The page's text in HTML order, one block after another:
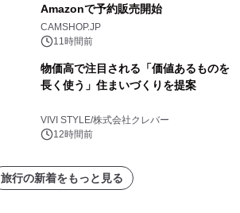
Amazonで予約販売開始
CAMSHOP.JP
11時間前
物価高で注目される「価値あるものを
長く使う」住まいづくりを提案
VIVI STYLE/株式会社クレバー
12時間前
旅行の新着をもっと見る